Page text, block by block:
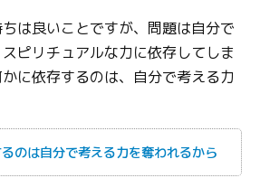
は良いことですが、問題は自分で
ピリチュアルな力に依存してしま
に依存するのは、自分で考える力
のは自分で考える力を奪われるから